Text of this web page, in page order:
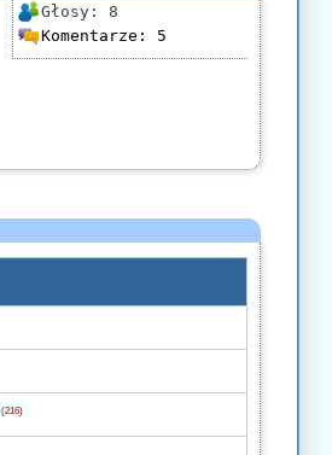
Głosy: 8
Komentarze: 5
(216)